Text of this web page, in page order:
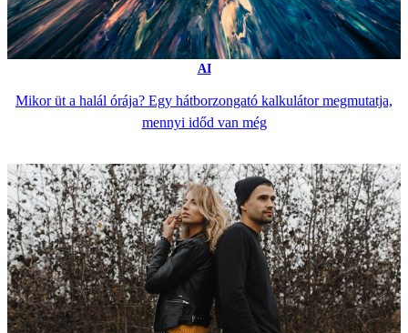
AI
Mikor üt a halál órája? Egy hátborzongató kalkulátor megmutatja,
mennyi időd van még